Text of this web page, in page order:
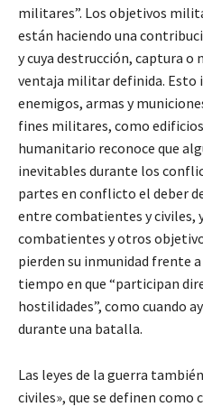
militares”. Los objetivos
están haciendo una
y cuya destrucción, captura
ventaja militar definida.
enemigos, armas y
fines militares, como
humanitario reconoce que
inevitables durante los
partes en conflicto el deber
entre combatientes y civiles,
combatientes y otros
pierden su inmunidad frente
tiempo en que “participan
hostilidades”, como cuando
durante una batalla.
Las leyes de la guerra
civiles», que se definen como